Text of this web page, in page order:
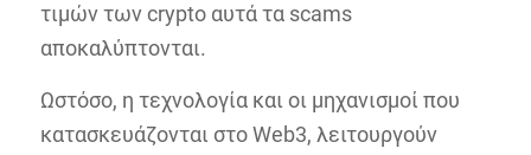
τιμών των crypto αυτά τα scams
αποκαλύπτονται.
Ωστόσο, η τεχνολογία και οι μηχανισμοί που
κατασκευάζονται στο Web3, λειτουργούν